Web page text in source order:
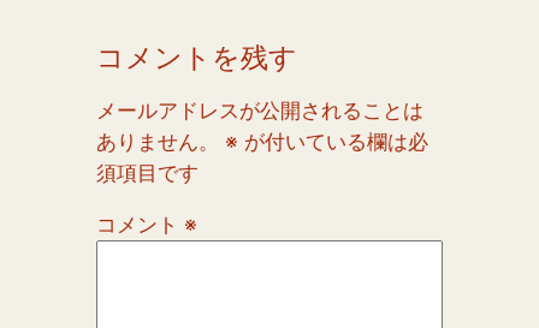
コメントを残す
メールアドレスが公開されることは
ありません。
※ が付いている欄は必
須項目です
コメント ※